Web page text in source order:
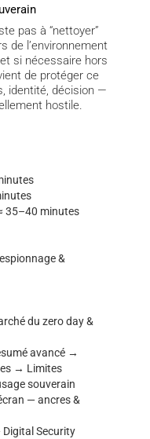
pas à “nettoyer”
de l’environnement
si nécessaire hors
de protéger ce
identité, décision —
hostile.
35–40 minutes
&
du zero day &
avancé →
→ Limites
souverain
— ancres &
Security